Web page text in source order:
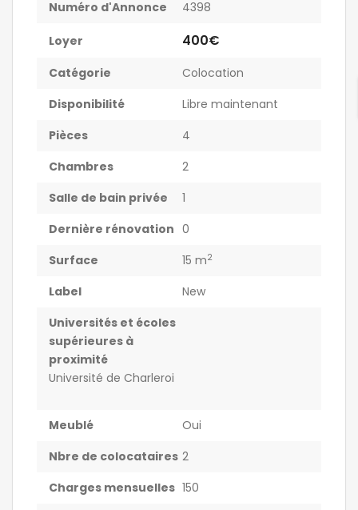
Numéro d'Annonce 4398
Loyer 400€
Catégorie
Colocation
Disponibilité
Libre maintenant
Pièces
4
Chambres
2
Salle de bain privée
1
Dernière rénovation 0
Surface
15 m2
Label
New
Universités et écoles
supérieures à
proximité
Université de Charleroi
Meublé
Oui
Nbre de colocataires 2
Charges mensuelles 150